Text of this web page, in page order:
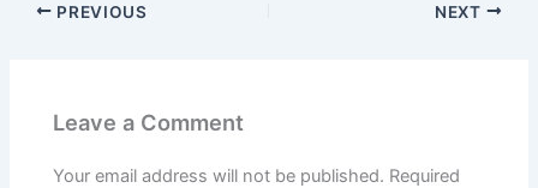
PREVIOUS NEXT
Leave a Comment
Your email address will not be published. Required